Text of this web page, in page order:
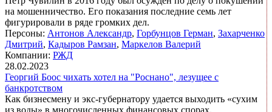
на мошенничество. Его показания последние семь лет
фигурировали в ряде громких дел.
Персоны: Антонов Александр, Горбунцов Герман, Захарченко
Дмитрий, Кадыров Рамзан, Маркелов Валерий
Компании: РЖД
28.02.2023
Георгий Боос чихать хотел на "Роснано", лезущее с
банкротством
Как бизнесмену и экс-губернатору удается выходить «сухим
из воды» в многочисленных финансовых спорах.